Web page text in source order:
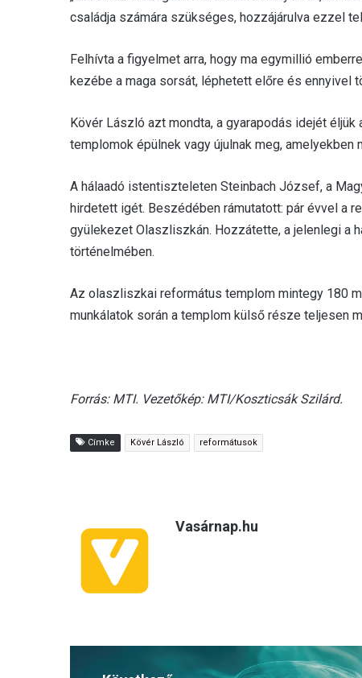
családja számára szükséges, hozzájárulva ezzel
Felhívta a figyelmet arra, hogy ma egymillió
kezébe a maga sorsát, léphetett előre és ennyivel
Kövér László azt mondta, a gyarapodás idejét
templomok épülnek vagy újulnak meg,
A hálaadó istentiszteleten Steinbach József, a
hirdetett igét. Beszédében rámutatott: pár évvel a
gyülekezet Olaszliszkán. Hozzátette, a jelenlegi a
történelmében.
Az olaszliszkai református templom mintegy 180
munkálatok során a templom külső része teljesen
Forrás: MTI. Vezetőkép: MTI/Koszticsák Szilárd.
Címke Kövér László reformátusok
Vasárnap.hu